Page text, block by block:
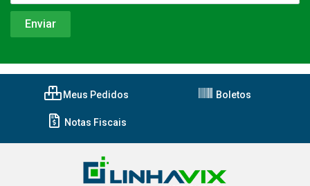
Meus Pedidos Boletos
Notas Fiscais